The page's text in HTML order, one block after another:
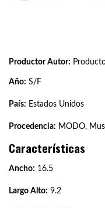
Productor Autor:
Año: S/F
País: Estados Unidos
Procedencia: MODO,
Características
Ancho: 16.5
Largo Alto: 9.2